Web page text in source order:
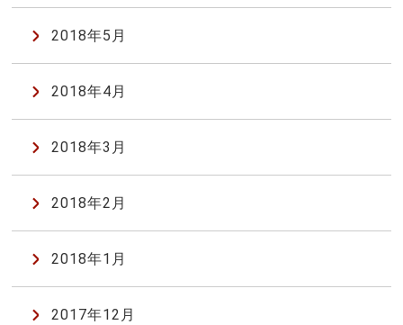
2018年5月
2018年4月
2018年3月
2018年2月
2018年1月
2017年12月